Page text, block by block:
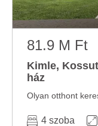
81.9 M Ft
Kimle,
ház
4 szoba